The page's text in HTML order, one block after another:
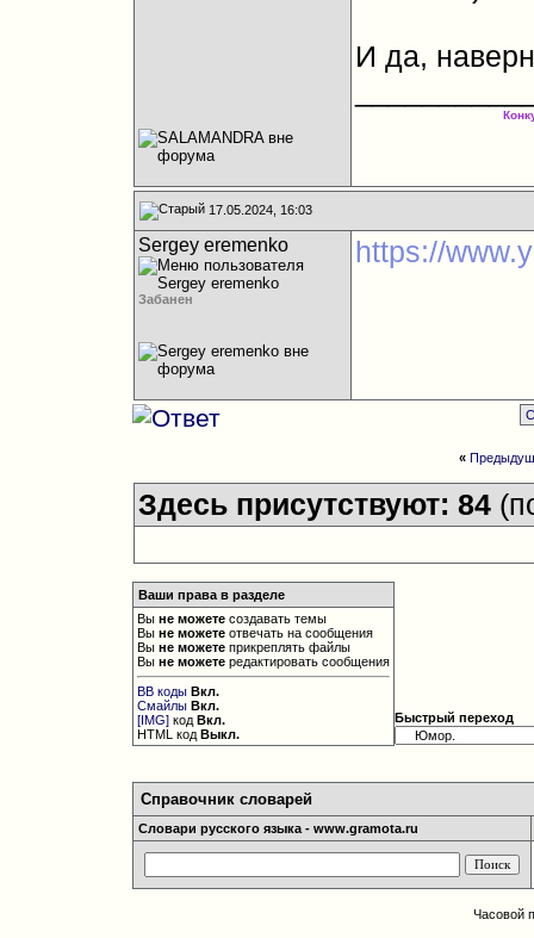
И да,
17.05.2024, 16:03
Sergey eremenko
Забанен
https://
«
Здесь присутствуют: 84
Ваши права в разделе
Выне можете создавать темы
Выне можете отвечать на сообщения
Выне можете прикреплять файлы
Выне можете редактировать сообщения
BB коды Вкл.
Смайлы Вкл.
[IMG] кодВкл.
HTML кодВыкл.
Быстрый переход
Справочник словарей
Словари русского языка - www.gramota.ru
Часовой